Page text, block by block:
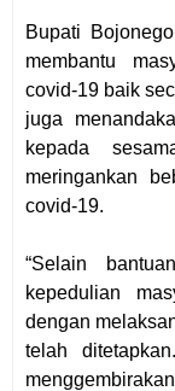
Bupati
membantu
covid-19 baik
juga
kepada
meringankan
covid-19.
“Selain
kepedulian
dengan
telah